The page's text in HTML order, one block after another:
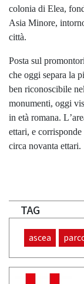
colonia di Elea,
Asia Minore,
città.
Posta sul
che oggi separa la
ben riconoscibile
monumenti, oggi
in età romana.
ettari, e corrisponde
circa novanta ettari.
TAG
ascea